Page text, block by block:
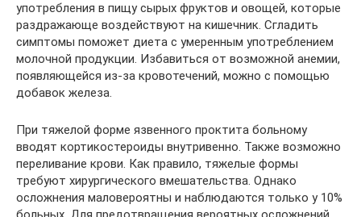
употребления в пищу сырых фруктов и овощей, которые
раздражающе воздействуют на кишечник. Сгладить
симптомы поможет диета с умеренным употреблением
молочной продукции. Избавиться от возможной анемии,
появляющейся из-за кровотечений, можно с помощью
добавок железа.
При тяжелой форме язвенного проктита больному
вводят кортикостероиды внутривенно. Также возможно
переливание крови. Как правило, тяжелые формы
требуют хирургического вмешательства. Однако
осложнения маловероятны и наблюдаются только у 10%